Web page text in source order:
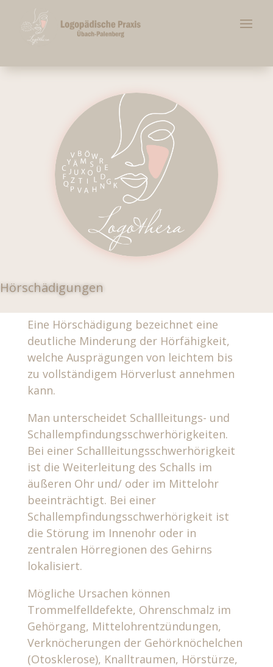
Hörschädigungen
Eine Hörschädigung bezeichnet eine
deutliche Minderung der Hörfähigkeit,
welche Ausprägungen von leichtem bis
zu vollständigem Hörverlust annehmen
kann.
Man unterscheidet Schallleitungs- und
Schallempfindungsschwerhörigkeiten.
Bei einer Schallleitungsschwerhörigkeit
ist die Weiterleitung des Schalls im
äußeren Ohr und/ oder im Mittelohr
beeinträchtigt. Bei einer
Schallempfindungsschwerhörigkeit ist
die Störung im Innenohr oder in
zentralen Hörregionen des Gehirns
lokalisiert.
Mögliche Ursachen können
Trommelfelldefekte, Ohrenschmalz im
Gehörgang, Mittelohrentzündungen,
Verknöcherungen der Gehörknöchelchen
(Otosklerose), Knalltraumen, Hörstürze,